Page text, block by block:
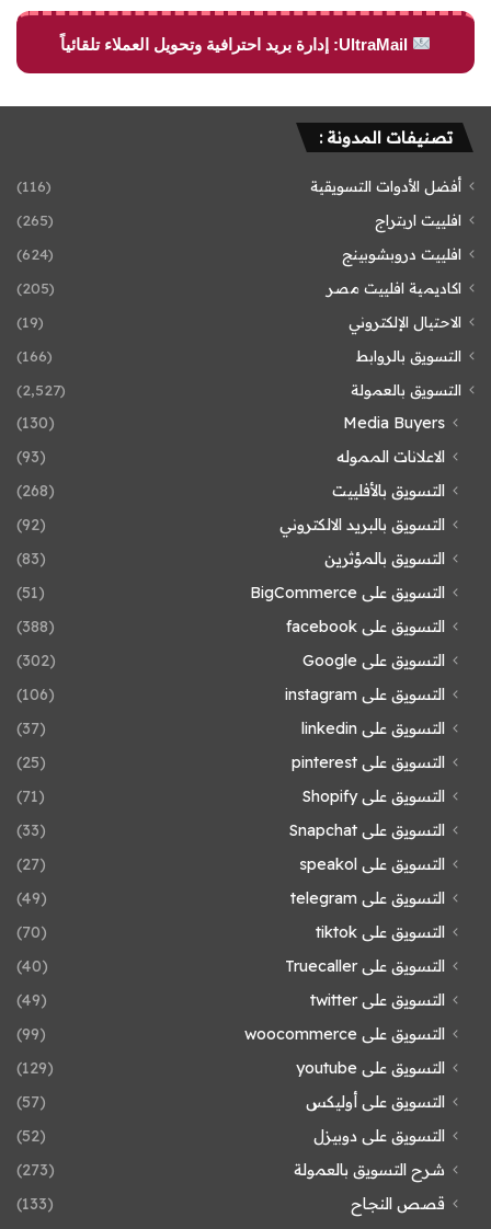
UltraMail: إدارة بريد احترافية وتحويل العملاء تلقائياً
تصنيفات المدونة :
أفضل الأدوات التسويقية
(116)
افلييت اربتراج
(265)
افلييت دروبشوبينج
(624)
اكاديمية افلييت مصر
(205)
الاحتيال الإلكتروني
(19)
التسويق بالروابط
(166)
التسويق بالعمولة
(2٬527)
Media Buyers
(130)
الاعلانات المموله
(93)
التسويق بالأفلييت
(268)
التسويق بالبريد الالكتروني
(92)
التسويق بالمؤثرين
(83)
التسويق على BigCommerce
(51)
التسويق على facebook
(388)
التسويق على Google
(302)
التسويق على instagram
(106)
التسويق على linkedin
(37)
التسويق على pinterest
(25)
التسويق على Shopify
(71)
التسويق على Snapchat
(33)
التسويق على speakol
(27)
التسويق على telegram
(49)
التسويق على tiktok
(70)
التسويق على Truecaller
(40)
التسويق على twitter
(49)
التسويق على woocommerce
(99)
التسويق على youtube
(129)
التسويق على أوليكس
(57)
التسويق على دوبيزل
(52)
شرح التسويق بالعمولة
(273)
قصص النجاح
(133)